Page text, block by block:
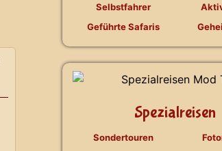
Selbstfahrer
Geführte Safaris
Spezialreisen
Sondertouren